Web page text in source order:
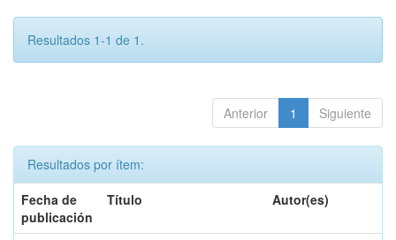
Resultados 1-1 de 1.
Anterior 1 Siguiente
Resultados por ítem:
Fecha de
publicación
Título Autor(es)